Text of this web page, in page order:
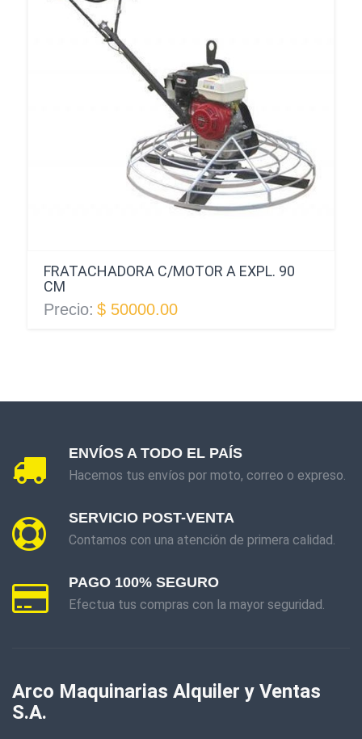
FRATACHADORA C/MOTOR A EXPL. 90
CM
Precio: $ 50000.00
ENVÍOS A TODO EL PAÍS
Hacemos tus envíos por moto, correo o expreso.
SERVICIO POST-VENTA
Contamos con una atención de primera calidad.
PAGO 100% SEGURO
Efectua tus compras con la mayor seguridad.
Arco Maquinarias Alquiler y Ventas
S.A.